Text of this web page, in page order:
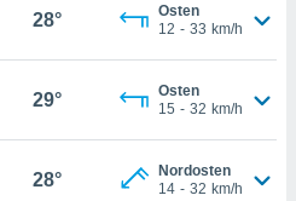
28°
Osten
12 - 33 km/h
29°
Osten
15 - 32 km/h
28°
Nordosten
14 - 32 km/h